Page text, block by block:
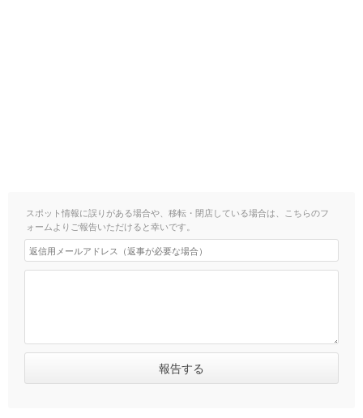
スポット情報に誤りがある場合や、移転・閉店している場合は、こちらのフ
ォームよりご報告いただけると幸いです。